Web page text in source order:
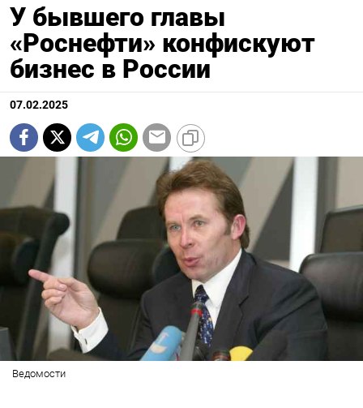
У бывшего главы
«Роснефти» конфискуют
бизнес в России
07.02.2025
Ведомости